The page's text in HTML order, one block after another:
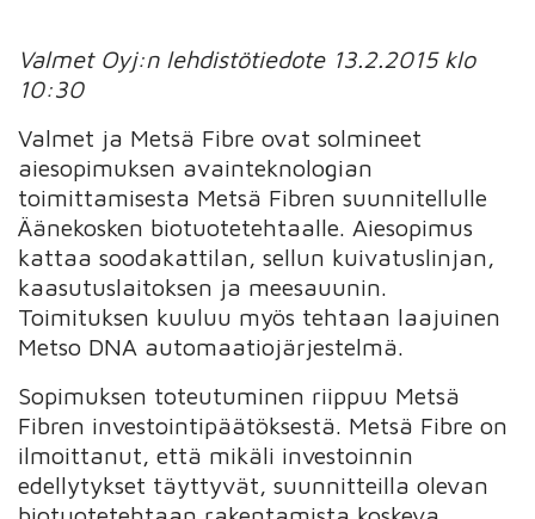
Valmet Oyj:n lehdistötiedote 13.2.2015 klo
10:30
Valmet ja Metsä Fibre ovat solmineet
aiesopimuksen avainteknologian
toimittamisesta Metsä Fibren suunnitellulle
Äänekosken biotuotetehtaalle. Aiesopimus
kattaa soodakattilan, sellun kuivatuslinjan,
kaasutuslaitoksen ja meesauunin.
Toimituksen kuuluu myös tehtaan laajuinen
Metso DNA automaatiojärjestelmä.
Sopimuksen toteutuminen riippuu Metsä
Fibren investointipäätöksestä. Metsä Fibre on
ilmoittanut, että mikäli investoinnin
edellytykset täyttyvät, suunnitteilla olevan